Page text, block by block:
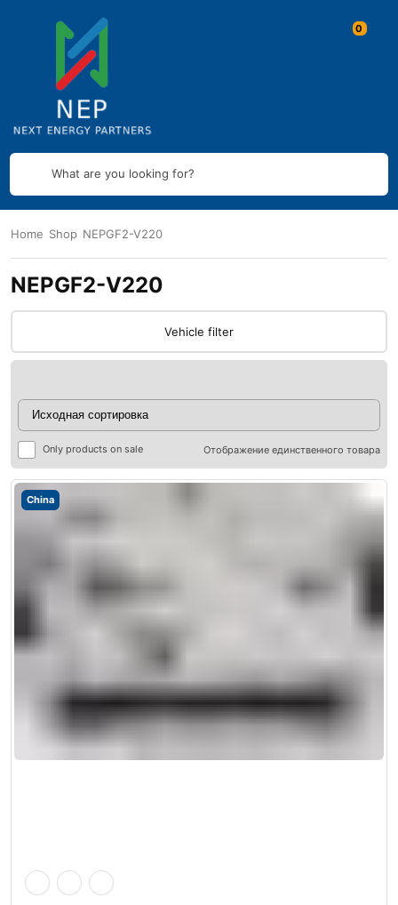
What are you looking for?
Home Shop NEPGF2-V220
NEPGF2-V220
Vehicle filter
Only products on sale Отображение единственного товара
China